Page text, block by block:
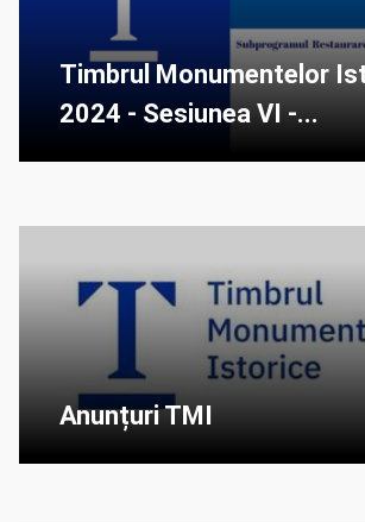
Timbrul Monumentelor
2024 - Sesiunea VI -...
Anunțuri TMI